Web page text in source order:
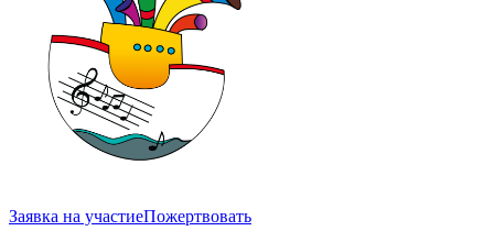
Заявка на участиеПожертвовать